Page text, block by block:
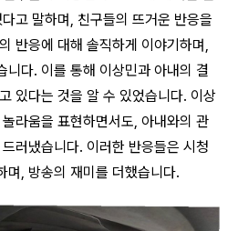
고 말하며, 친구들의 뜨거운 반응을
반응에 대해 솔직하게 이야기하며,
니다. 이를 통해 이상민과 아내의 결
있다는 것을 알 수 있었습니다. 이상
라움을 표현하면서도, 아내와의 관
러냈습니다. 이러한 반응들은 시청
며, 방송의 재미를 더했습니다.